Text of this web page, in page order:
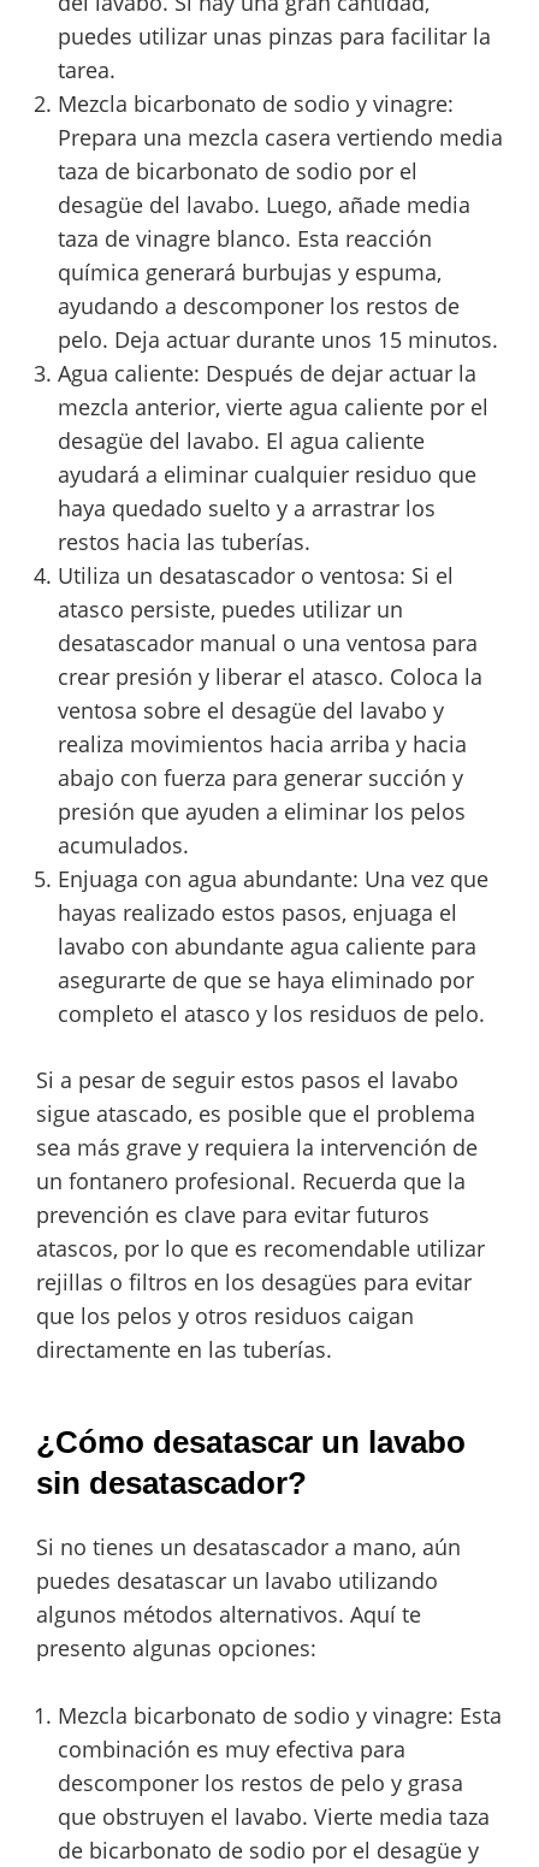
puedes utilizar unas pinzas para facilitar la
tarea.
Mezcla bicarbonato de sodio y vinagre:
Prepara una mezcla casera vertiendo media
taza de bicarbonato de sodio por el
desagüe del lavabo. Luego, añade media
taza de vinagre blanco. Esta reacción
química generará burbujas y espuma,
ayudando a descomponer los restos de
pelo. Deja actuar durante unos 15 minutos.
Agua caliente: Después de dejar actuar la
mezcla anterior, vierte agua caliente por el
desagüe del lavabo. El agua caliente
ayudará a eliminar cualquier residuo que
haya quedado suelto y a arrastrar los
restos hacia las tuberías.
Utiliza un desatascador o ventosa: Si el
atasco persiste, puedes utilizar un
desatascador manual o una ventosa para
crear presión y liberar el atasco. Coloca la
ventosa sobre el desagüe del lavabo y
realiza movimientos hacia arriba y hacia
abajo con fuerza para generar succión y
presión que ayuden a eliminar los pelos
acumulados.
Enjuaga con agua abundante: Una vez que
hayas realizado estos pasos, enjuaga el
lavabo con abundante agua caliente para
asegurarte de que se haya eliminado por
completo el atasco y los residuos de pelo.
Si a pesar de seguir estos pasos el lavabo
sigue atascado, es posible que el problema
sea más grave y requiera la intervención de
un fontanero profesional. Recuerda que la
prevención es clave para evitar futuros
atascos, por lo que es recomendable utilizar
rejillas o filtros en los desagües para evitar
que los pelos y otros residuos caigan
directamente en las tuberías.
¿Cómo desatascar un lavabo
sin desatascador?
Si no tienes un desatascador a mano, aún
puedes desatascar un lavabo utilizando
algunos métodos alternativos. Aquí te
presento algunas opciones:
Mezcla bicarbonato de sodio y vinagre: Esta
combinación es muy efectiva para
descomponer los restos de pelo y grasa
que obstruyen el lavabo. Vierte media taza
de bicarbonato de sodio por el desagüe y